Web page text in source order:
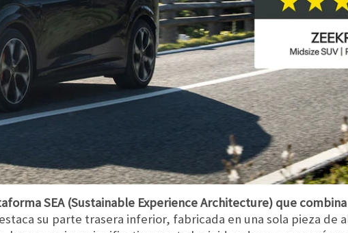
SEA (Sustainable Experience Architecture) que
su parte trasera inferior, fabricada en una sola pieza de